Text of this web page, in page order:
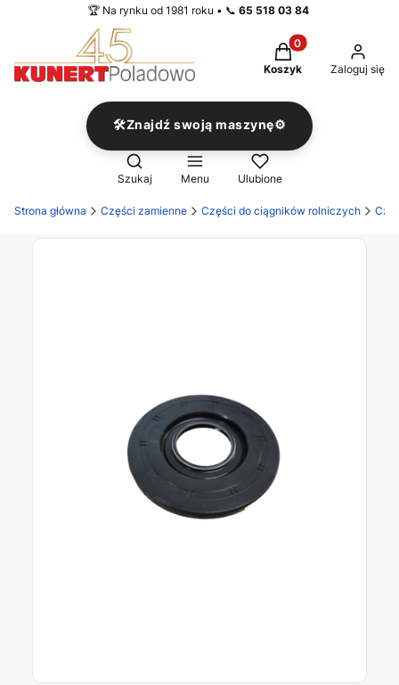
🏆 Na rynku od 1981 roku • 📞 65 518 03 84
Produkty w
Koszyk Zaloguj się
🛠️Znajdź swoją maszynę⚙️
Otwórz wyszukiwarkę
Szukaj Menu Ulubione
Strona główna Części zamienne Części do ciągników rolniczych